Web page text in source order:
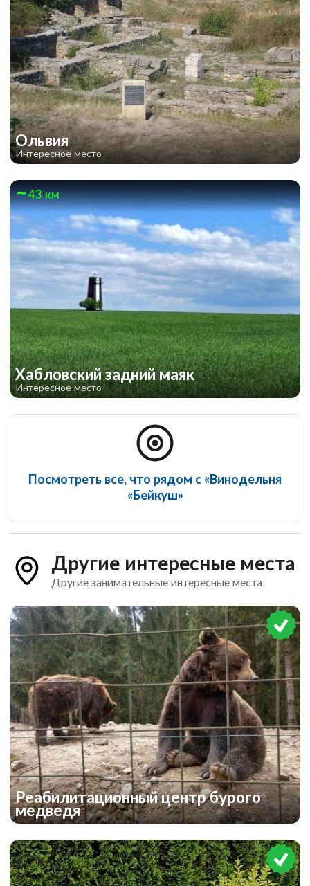
Ольвия
Интересное место
43 км
Хабловский задний маяк
Интересное место
Посмотреть все, что рядом с «Винодельня
«Бейкуш»
Другие интересные места
Другие занимательные интересные места
Реабилитационный центр бурого
медведя